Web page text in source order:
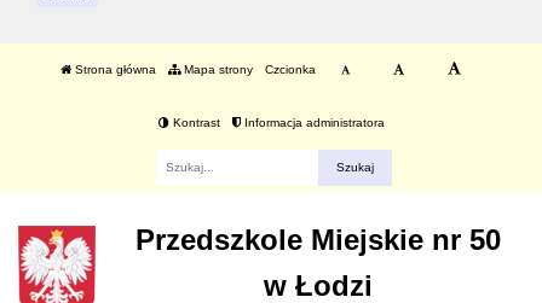
Strona główna Mapa strony Czcionka
Kontrast Informacja administratora
Przedszkole Miejskie nr 50
w Łodzi